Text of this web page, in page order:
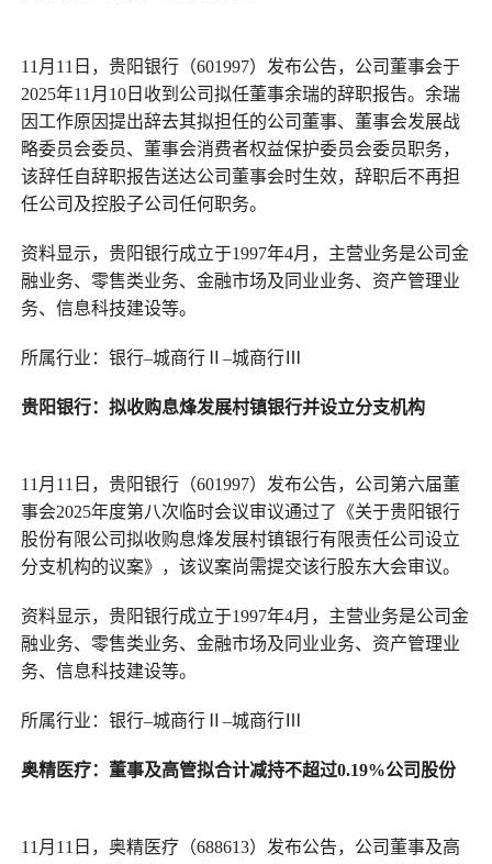
11月11日，贵阳银行（601997）发布公告，公司董事会于
2025年11月10日收到公司拟任董事余瑞的辞职报告。余瑞
因工作原因提出辞去其拟担任的公司董事、董事会发展战
略委员会委员、董事会消费者权益保护委员会委员职务，
该辞任自辞职报告送达公司董事会时生效，辞职后不再担
任公司及控股子公司任何职务。
资料显示，贵阳银行成立于1997年4月，主营业务是公司金
融业务、零售类业务、金融市场及同业业务、资产管理业
务、信息科技建设等。
所属行业：银行–城商行Ⅱ–城商行Ⅲ
贵阳银行： 拟收购息烽发展村镇银行并设立分支机构
11月11日，贵阳银行（601997）发布公告，公司第六届董
事会2025年度第八次临时会议审议通过了《关于贵阳银行
股份有限公司拟收购息烽发展村镇银行有限责任公司设立
分支机构的议案》，该议案尚需提交该行股东大会审议。
资料显示，贵阳银行成立于1997年4月，主营业务是公司金
融业务、零售类业务、金融市场及同业业务、资产管理业
务、信息科技建设等。
所属行业：银行–城商行Ⅱ–城商行Ⅲ
奥精医疗： 董事及高管拟合计减持不超过0.19%公司股份
11月11日，奥精医疗（688613）发布公告，公司董事及高